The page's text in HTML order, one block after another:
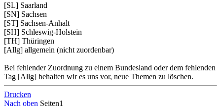
[SL] Saarland
[SN] Sachsen
[ST] Sachsen-Anhalt
[SH] Schleswig-Holstein
[TH] Thüringen
[Allg] allgemein (nicht zuordenbar)
Bei fehlender Zuordnung zu einem Bundesland oder dem fehlenden
Tag [Allg] behalten wir es uns vor, neue Themen zu löschen.
Drucken
Nach oben Seiten1